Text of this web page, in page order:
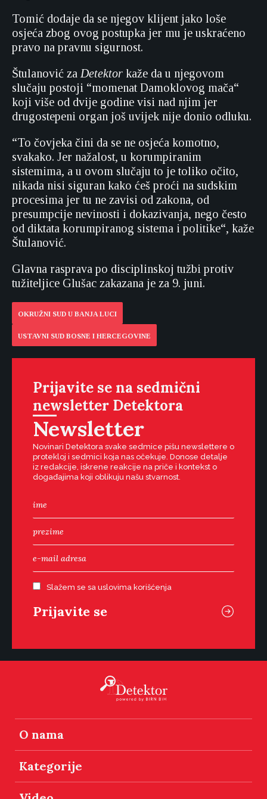
Tomić dodaje da se njegov klijent jako loše
osjeća zbog ovog postupka jer mu je uskraćeno
pravo na pravnu sigurnost.
Štulanović za Detektor kaže da u njegovom
slučaju postoji “momenat Damoklovog mača“
koji više od dvije godine visi nad njim jer
drugostepeni organ još uvijek nije donio odluku.
“To čovjeka čini da se ne osjeća komotno,
svakako. Jer nažalost, u korumpiranim
sistemima, a u ovom slučaju to je toliko očito,
nikada nisi siguran kako ćeš proći na sudskim
procesima jer tu ne zavisi od zakona, od
presumpcije nevinosti i dokazivanja, nego često
od diktata korumpiranog sistema i politike“, kaže
Štulanović.
Glavna rasprava po disciplinskoj tužbi protiv
tužiteljice Glušac zakazana je za 9. juni.
OKRUŽNI SUD U BANJA LUCI
USTAVNI SUD BOSNE I HERCEGOVINE
Prijavite se na sedmični
newsletter Detektora
Newsletter
Novinari Detektora svake sedmice pišu newslettere o
protekloj i sedmici koja nas očekuje. Donose detalje
iz redakcije, iskrene reakcije na priče i kontekst o
događajima koji oblikuju našu stvarnost.
Slažem se sa uslovima korišćenja
O nama
Kategorije